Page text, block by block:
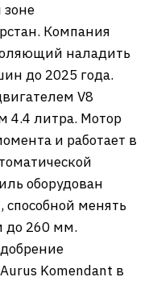
Компания
наладить
до 2025 года.
V8
4.4 литра. Мотор
и работает в
оборудован
способной менять
до 260 мм.
Komendant в